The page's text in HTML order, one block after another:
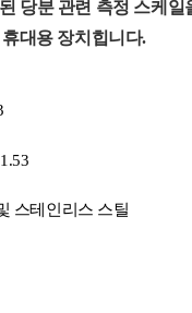
당분 관련 측정 스케
대용 장치힙니다.
스테인리스 스틸